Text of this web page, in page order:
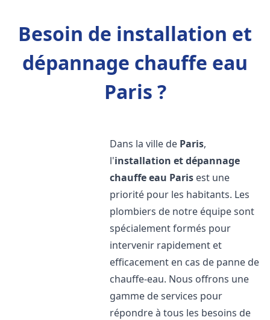
Besoin de installation et
dépannage chauffe eau
Paris ?
Dans la ville de Paris,
l'installation et dépannage
chauffe eau Paris est une
priorité pour les habitants. Les
plombiers de notre équipe sont
spécialement formés pour
intervenir rapidement et
efficacement en cas de panne de
chauffe-eau. Nous offrons une
gamme de services pour
répondre à tous les besoins de